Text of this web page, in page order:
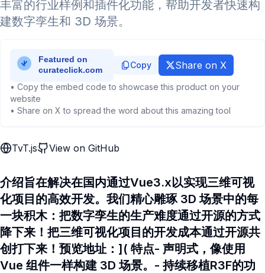
丰富的行业样例和插件化功能，帮助开发者快速构
建数字孪生和 3D 场景。
Copy Share on X
• Copy the embed code to showcase this product on your
website
• Share on X to spread the word about this amazing tool
TvT.js View on GitHub
介绍旨在解决在国内通过Vue3.x以实现三维可视
化项目的高效开发。我们精心雕琢 3D 场景中的每
一块积木：把数字孪生的生产难度通过开源的方式
降下来！把三维可视化项目的开发成本通过开源共
创打下来！预览地址：]( 特点- 声明式，像使用
Vue 组件一样构建 3D 场景。- 持续移植R3F的功